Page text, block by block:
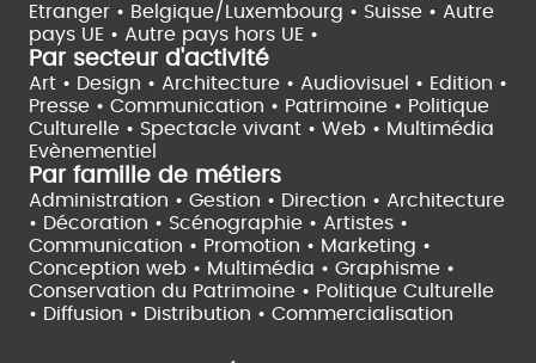
Etranger • Belgique/Luxembourg • Suisse • Autre
pays UE • Autre pays hors UE •
Par secteur d'activité
Art • Design • Architecture • Audiovisuel • Edition •
Presse • Communication • Patrimoine • Politique
Culturelle • Spectacle vivant • Web • Multimédia
Evènementiel
Par famille de métiers
Administration • Gestion • Direction • Architecture
• Décoration • Scénographie • Artistes •
Communication • Promotion • Marketing •
Conception web • Multimédia • Graphisme •
Conservation du Patrimoine • Politique Culturelle
• Diffusion • Distribution • Commercialisation